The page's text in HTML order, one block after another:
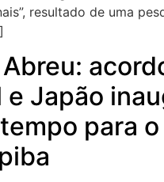
resultado de uma
e Japão
para o